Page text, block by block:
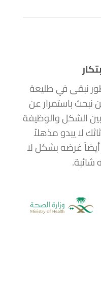
نبقى في طليعة
نبحث باستمرار عن
الشكل والوظيفة
لا يبدو مذهلاُ
غرضه بشكل لا
شائبة.